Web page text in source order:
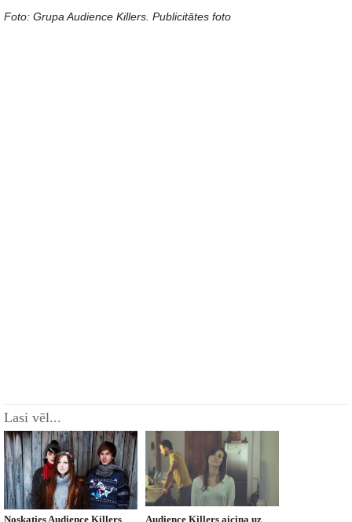
Foto: Grupa Audience Killers. Publicitātes foto
Lasi vēl...
Noskaties Audience Killers Audience Killers aicina uz